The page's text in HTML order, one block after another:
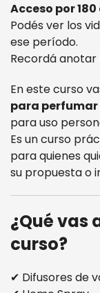
Acceso por
Podés ver los
ese período.
Recordá anotar
En este curso
para
para uso
Es un curso
para quienes
su propuesta o
¿Qué vas
curso?
✔ Difusores de